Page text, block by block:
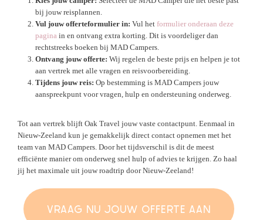
bij jouw reisplannen.
Vul jouw offerteformulier in: Vul het formulier onderaan deze
pagina in en ontvang extra korting. Dit is voordeliger dan
rechtstreeks boeken bij MAD Campers.
Ontvang jouw offerte: Wij regelen de beste prijs en helpen je tot
aan vertrek met alle vragen en reisvoorbereiding.
Tijdens jouw reis: Op bestemming is MAD Campers jouw
aanspreekpunt voor vragen, hulp en ondersteuning onderweg.
Tot aan vertrek blijft Oak Travel jouw vaste contactpunt. Eenmaal in
Nieuw-Zeeland kun je gemakkelijk direct contact opnemen met het
team van MAD Campers. Door het tijdsverschil is dit de meest
efficiënte manier om onderweg snel hulp of advies te krijgen. Zo haal
jij het maximale uit jouw roadtrip door Nieuw-Zeeland!
VRAAG NU JOUW OFFERTE AAN